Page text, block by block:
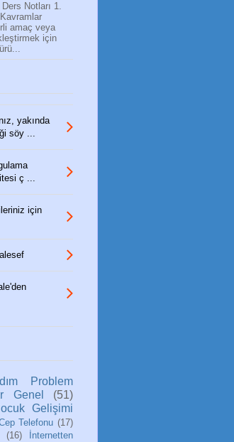
Notları 1.
amaç veya
için
yakında
söy ...
ç ...
için
Problem
Genel
(51)
Gelişimi
Telefonu (17)
(16)
İnternetten